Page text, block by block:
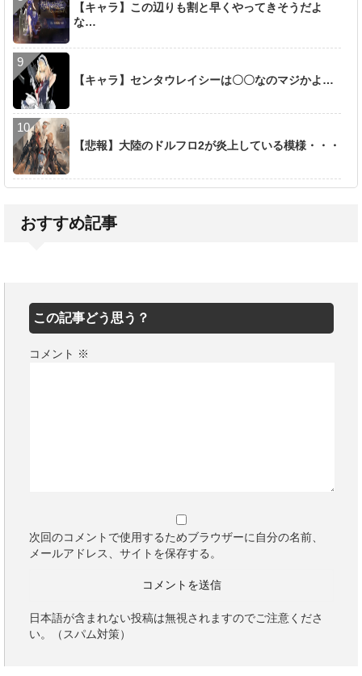
【キャラ】この辺りも割と早くやってきそうだよ
な…
【キャラ】センタウレイシーは〇〇なのマジかよ…
【悲報】大陸のドルフロ2が炎上している模様・・・
おすすめ記事
この記事どう思う？
コメント ※
次回のコメントで使用するためブラウザーに自分の名前、
メールアドレス、サイトを保存する。
日本語が含まれない投稿は無視されますのでご注意くださ
い。（スパム対策）